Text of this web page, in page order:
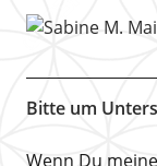
Bitte um
Wenn Du